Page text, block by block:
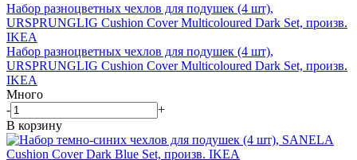
Набор разноцветных чехлов для подушек (4 шт),
URSPRUNGLIG Cushion Cover Multicoloured Dark Set, произв.
IKEA
Набор разноцветных чехлов для подушек (4 шт),
URSPRUNGLIG Cushion Cover Multicoloured Dark Set, произв.
IKEA
Много
-
+
В корзину